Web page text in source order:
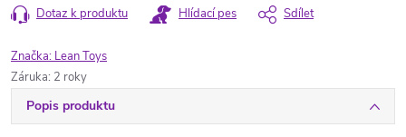
Dotaz k produktu Hlídací pes Sdílet
Značka: Lean Toys
Záruka: 2 roky
Popis produktu